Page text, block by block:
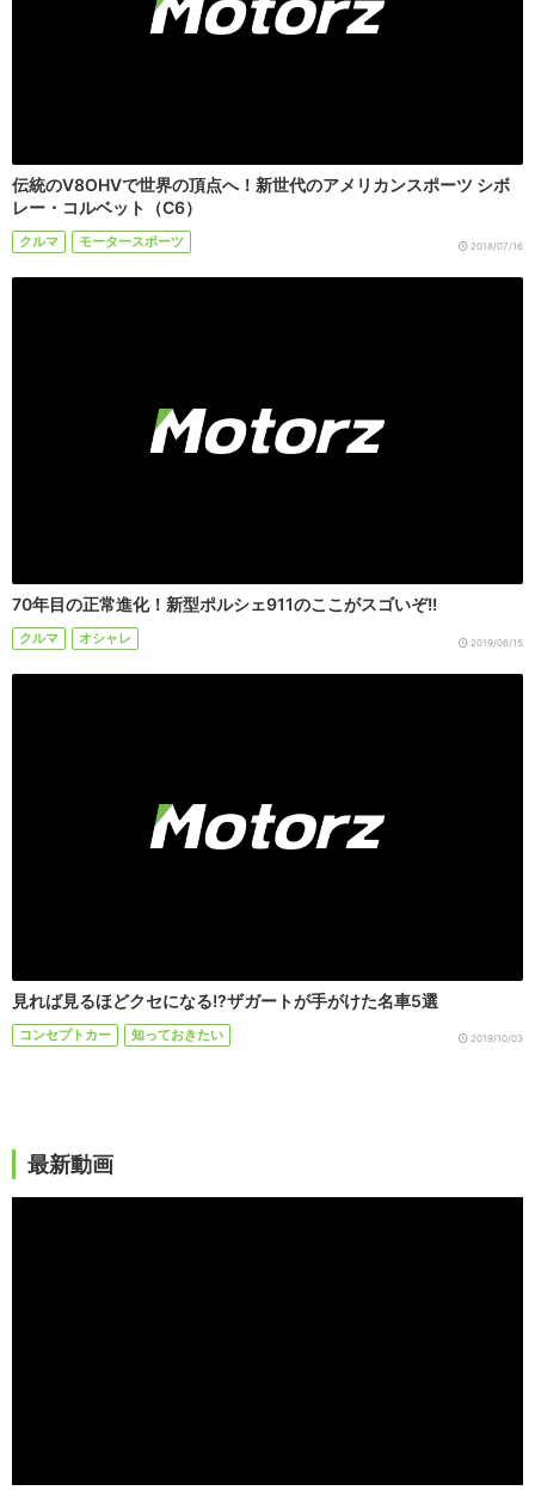
伝統のV8OHVで世界の頂点へ！新世代のアメリカンスポーツ シボ
レー・コルベット（C6）
クルマ モータースポーツ 2018/07/16
70年目の正常進化！新型ポルシェ911のここがスゴいぞ!!
クルマ オシャレ 2019/06/15
見れば見るほどクセになる!?ザガートが手がけた名車5選
コンセプトカー 知っておきたい 2019/10/03
最新動画